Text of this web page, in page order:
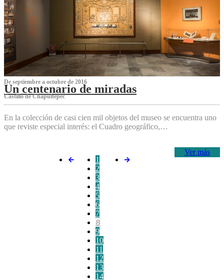
De septiembre a octubre de 2016
Un centenario de miradas
Castillo de Chapultepec
En la colección de casi cien mil objetos del museo se encuentra uno
que reviste especial interés: el Cuadro geográfico,…
Ver más
1
2
3
4
5
6
7
8
9
10
11
12
13
14